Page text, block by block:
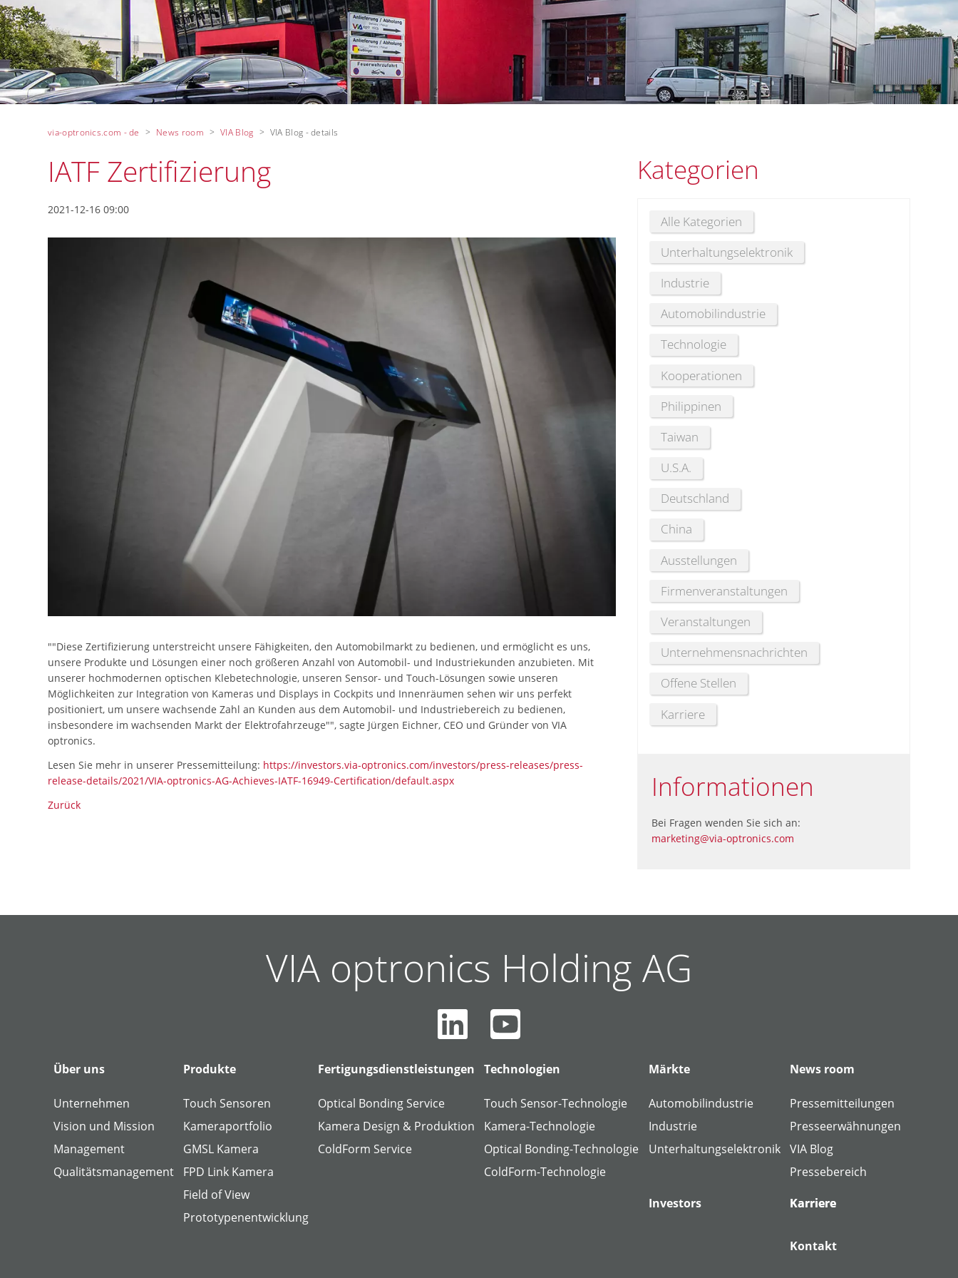
via-optronics.com - de News room VIA Blog VIA Blog - details
IATF Zertifizierung
2021-12-16 09:00
""Diese Zertifizierung unterstreicht unsere Fähigkeiten, den Automobilmarkt zu bedienen, und ermöglicht es uns,
unsere Produkte und Lösungen einer noch größeren Anzahl von Automobil- und Industriekunden anzubieten. Mit
unserer hochmodernen optischen Klebetechnologie, unseren Sensor- und Touch-Lösungen sowie unseren
Möglichkeiten zur Integration von Kameras und Displays in Cockpits und Innenräumen sehen wir uns perfekt
positioniert, um unsere wachsende Zahl an Kunden aus dem Automobil- und Industriebereich zu bedienen,
insbesondere im wachsenden Markt der Elektrofahrzeuge"", sagte Jürgen Eichner, CEO und Gründer von VIA
optronics.
Lesen Sie mehr in unserer Pressemitteilung: https://investors.via-optronics.com/investors/press-releases/press-
release-details/2021/VIA-optronics-AG-Achieves-IATF-16949-Certification/default.aspx
Zurück
Kategorien
Alle Kategorien
Unterhaltungselektronik
Industrie
Automobilindustrie
Technologie
Kooperationen
Philippinen
Taiwan
U.S.A.
Deutschland
China
Ausstellungen
Firmenveranstaltungen
Veranstaltungen
Unternehmensnachrichten
Offene Stellen
Karriere
Informationen
Bei Fragen wenden Sie sich an:
marketing@via-optronics.com
VIA optronics Holding AG
Über uns
Unternehmen
Vision und Mission
Management
Qualitätsmanagement
Produkte
Touch Sensoren
Kameraportfolio
GMSL Kamera
FPD Link Kamera
Field of View
Prototypenentwicklung
Fertigungsdienstleistungen
Optical Bonding Service
Kamera Design & Produktion
ColdForm Service
Technologien
Touch Sensor-Technologie
Kamera-Technologie
Optical Bonding-Technologie
ColdForm-Technologie
Märkte
Automobilindustrie
Industrie
Unterhaltungselektronik
Karriere
Investors
News room
Pressemitteilungen
Presseerwähnungen
VIA Blog
Pressebereich
Karriere
Kontakt